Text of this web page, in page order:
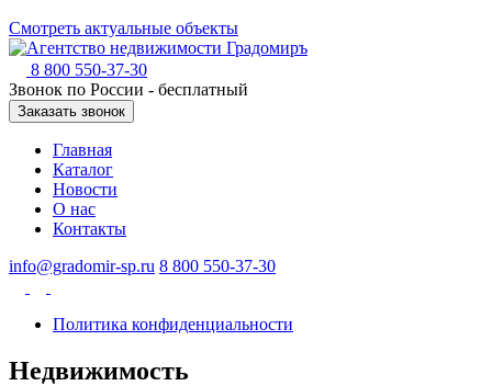
Смотреть актуальные объекты
8 800 550-37-30
Звонок по России - бесплатный
Заказать звонок
Главная
Каталог
Новости
О нас
Контакты
info@gradomir-sp.ru 8 800 550-37-30
Политика конфиденциальности
Недвижимость